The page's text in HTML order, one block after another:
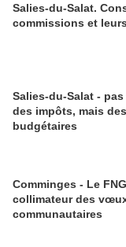
Salies-du-Salat.
commissions et
Salies-du-Salat -
des impôts, mais
budgétaires
Comminges - Le
collimateur des
communautaires